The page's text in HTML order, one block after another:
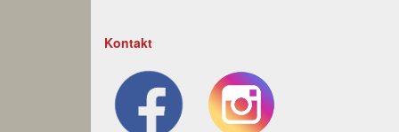
Kontakt